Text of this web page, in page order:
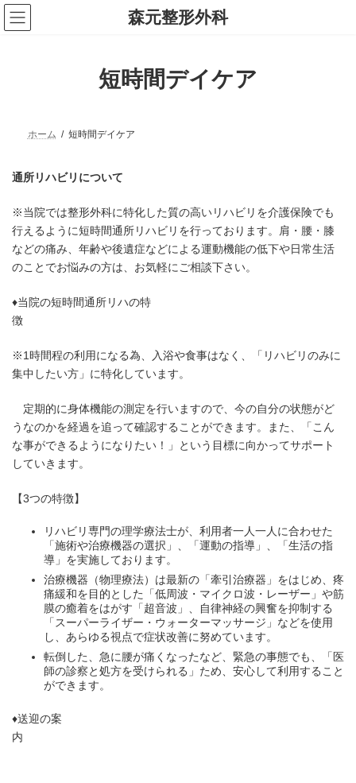
コ
ン
テ
ナ
ビ
ゲ
森元整形外科
短時間デイケア
ホーム 短時間デイケア
通所リハビリについて
※当院では整形外科に特化した質の高いリハビリを介護保険でも
行えるように短時間通所リハビリを行っております。肩・腰・膝
などの痛み、年齢や後遺症などによる運動機能の低下や日常生活
のことでお悩みの方は、お気軽にご相談下さい。
♦当院の短時間通所リハの特
徴
※1時間程の利用になる為、入浴や食事はなく、「リハビリのみに
集中したい方」に特化しています。
定期的に身体機能の測定を行いますので、今の自分の状態がど
うなのかを経過を追って確認することができます。また、「こん
な事ができるようになりたい！」という目標に向かってサポート
していきます。
【3つの特徴】
リハビリ専門の理学療法士が、利用者一人一人に合わせた
「施術や治療機器の選択」、「運動の指導」、「生活の指
導」を実施しております。
治療機器（物理療法）は最新の「牽引治療器」をはじめ、疼
痛緩和を目的とした「低周波・マイクロ波・レーザー」や筋
膜の癒着をはがす「超音波」、自律神経の興奮を抑制する
「スーパーライザー・ウォーターマッサージ」などを使用
し、あらゆる視点で症状改善に努めています。
転倒した、急に腰が痛くなったなど、緊急の事態でも、「医
師の診察と処方を受けられる」ため、安心して利用すること
ができます。
♦送迎の案
内